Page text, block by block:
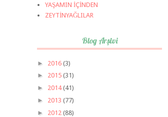
YAŞAMIN İÇİNDEN
ZEYTİNYAĞLILAR
Blog Arşivi
► 2016 (3)
► 2015 (31)
► 2014(41)
► 2013 (77)
► 2012 (88)